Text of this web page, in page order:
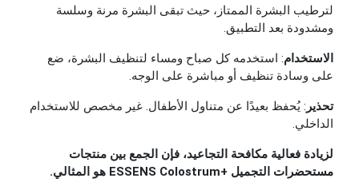
لترطيب البشرة الممتاز، حيث تبقى البشرة مرنة وسلسة
ومشدودة بعد التطبيق.
الاستخدام: استخدمه كل صباح ومساء لتنظيف البشرة، ضع
على وسادة تنظيف أو مباشرة على الوجه.
تحذير : يُحفظ بعيدًا عن متناول الأطفال. غير مخصص للاستخدام
الداخلي.
لزيادة فعالية مكافحة التجاعيد، فإن الجمع بين منتجات
مستحضرات التجميل +ESSENS Colostrum هو المثالي.